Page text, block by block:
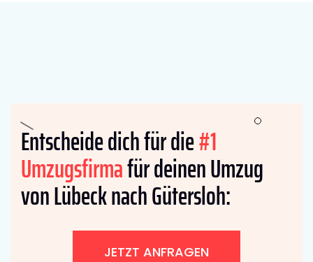
Entscheide dich für die#1
Umzugsfirmafür deinen Umzug
von Lübeck nach Gütersloh:
JETZT ANFRAGEN